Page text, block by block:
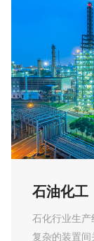
石油化工
石化行业生产
复杂的装置